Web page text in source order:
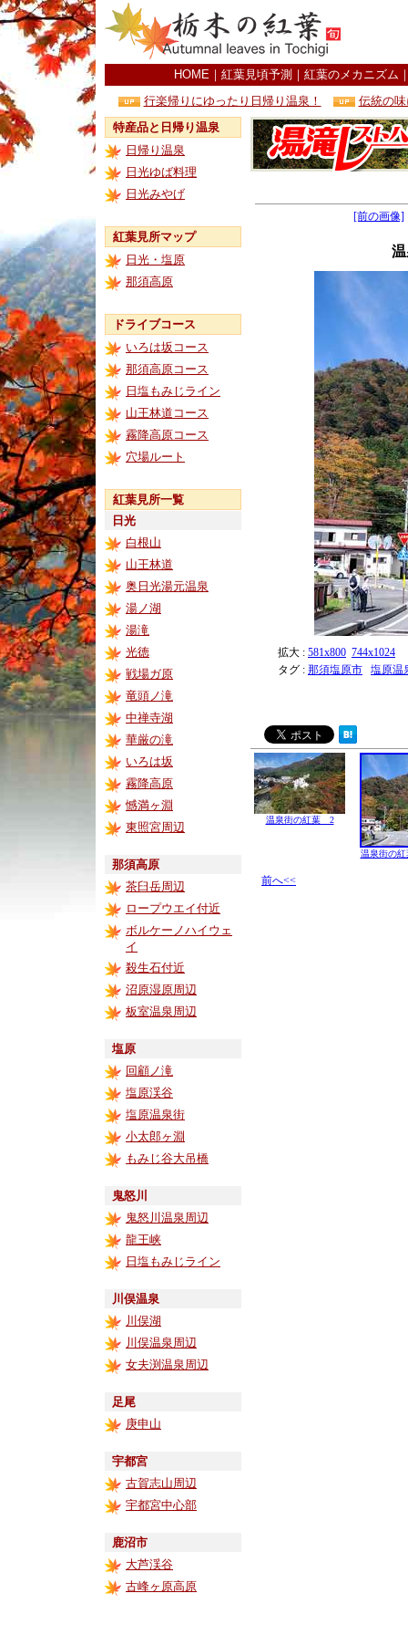
HOME ｜ 紅葉見頃予測 ｜ 紅葉のメカニズム
行楽帰りにゆったり日帰り温泉！
伝統の
特産品と日帰り温泉
日帰り温泉
日光ゆば料理
日光みやげ
紅葉見所マップ
日光・塩原
那須高原
ドライブコース
いろは坂コース
那須高原コース
日塩もみじライン
山王林道コース
霧降高原コース
穴場ルート
紅葉見所一覧
日光
白根山
山王林道
奥日光湯元温泉
湯ノ湖
湯滝
光徳
戦場ガ原
竜頭ノ滝
中禅寺湖
華厳の滝
いろは坂
霧降高原
憾満ヶ淵
東照宮周辺
那須高原
茶臼岳周辺
ロープウエイ付近
ボルケーノハイウェ
イ
殺生石付近
沼原湿原周辺
板室温泉周辺
塩原
回顧ノ滝
塩原渓谷
塩原温泉街
小太郎ヶ淵
もみじ谷大吊橋
鬼怒川
鬼怒川温泉周辺
龍王峡
日塩もみじライン
川俣温泉
川俣湖
川俣温泉周辺
女夫渕温泉周辺
足尾
庚申山
宇都宮
古賀志山周辺
宇都宮中心部
鹿沼市
大芦渓谷
古峰ヶ原高原
[前の画像]
拡大 : 581x800 744x1024
タグ : 那須塩原市 塩原温
温泉街の紅葉 2
温泉街の
前へ<<